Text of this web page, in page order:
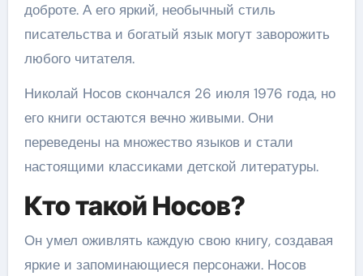
доброте. А его яркий, необычный стиль
писательства и богатый язык могут заворожить
любого читателя.
Николай Носов скончался 26 июля 1976 года, но
его книги остаются вечно живыми. Они
переведены на множество языков и стали
настоящими классиками детской литературы.
Кто такой Носов?
Он умел оживлять каждую свою книгу, создавая
яркие и запоминающиеся персонажи. Носов